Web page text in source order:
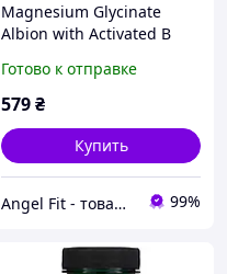
Magnesium Glycinate
Albion with Activated B
60 таблеток
Готово к отправке
579₴
Купить
Angel Fit - товари для здоров'я, спорту та активного життя 99%